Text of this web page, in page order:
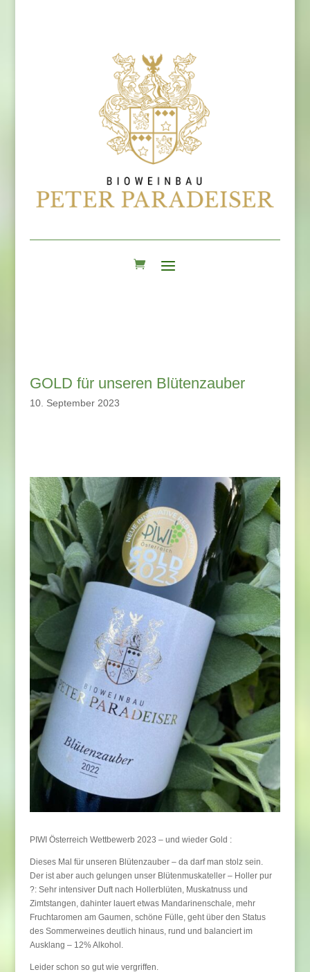
GOLD für unseren Blütenzauber
10. September 2023
PIWI Österreich Wettbewerb 2023 – und wieder Gold :
Dieses Mal für unseren Blütenzauber – da darf man stolz sein.
Der ist aber auch gelungen unser Blütenmuskateller – Holler pur
?: Sehr intensiver Duft nach Hollerblüten, Muskatnuss und
Zimtstangen, dahinter lauert etwas Mandarinenschale, mehr
Fruchtaromen am Gaumen, schöne Fülle, geht über den Status
des Sommerweines deutlich hinaus, rund und balanciert im
Ausklang – 12% Alkohol.
Leider schon so gut wie vergriffen.